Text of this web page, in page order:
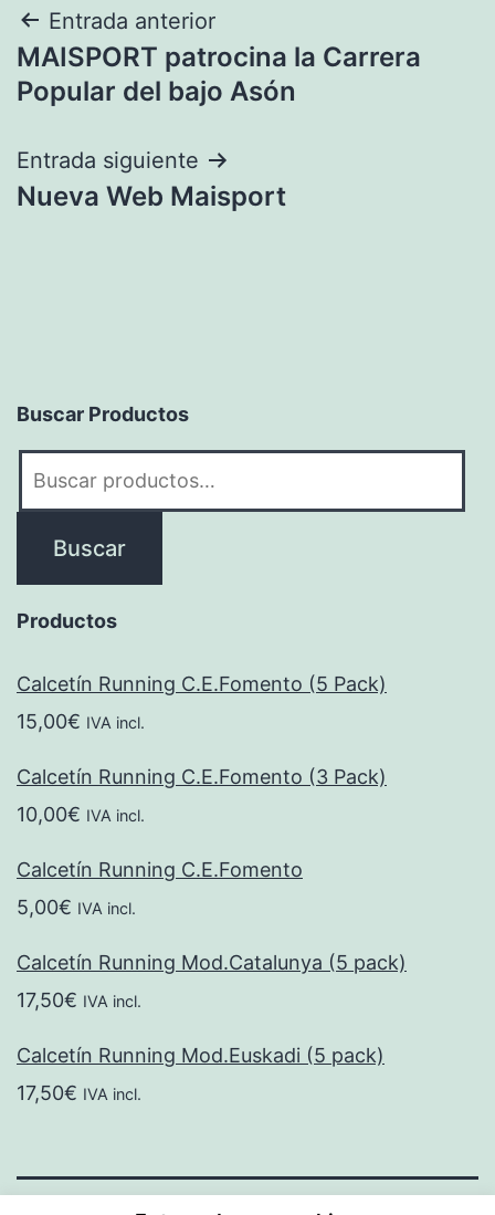
Navegación
de
Entrada anterior
MAISPORT patrocina la Carrera
Popular del bajo Asón
Entrada siguiente
Nueva Web Maisport
Buscar Productos
Buscar
Productos
Calcetín Running C.E.Fomento (5 Pack)
15,00€ IVA incl.
Calcetín Running C.E.Fomento (3 Pack)
10,00€ IVA incl.
Calcetín Running C.E.Fomento
5,00€ IVA incl.
Calcetín Running Mod.Catalunya (5 pack)
17,50€ IVA incl.
Calcetín Running Mod.Euskadi (5 pack)
17,50€ IVA incl.